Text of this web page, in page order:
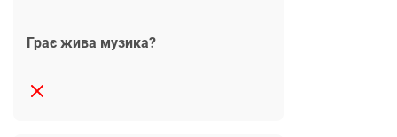
Грає жива музика?